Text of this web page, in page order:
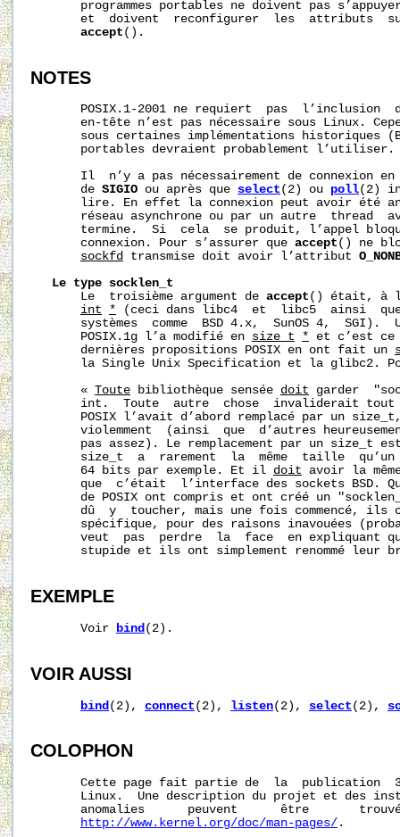
programmes portables ne doivent pas
et  doivent  reconfigurer  les  attributs
accept ().
NOTES
POSIX.1-2001 ne requiert  pas  l’inclusion
en‐tête n’est pas nécessaire sous Linux.
sous certaines implémentations historiques
       portables devraient probablement l’utiliser.
Il  n’y a pas nécessairement de connexion
       de
SIGIO ou après que select (2) ou poll(2)
lire. En effet la connexion peut avoir été
réseau asynchrone ou par un autre  thread
termine.  Si  cela  se produit, l’appel
       connexion. Pour s’assurer que
accept () ne
sockfd transmise doit avoir l’attribut
Le type socklen_t
       Le  troisième argument de
accept () était, à
int
* (ceci dans libc4  et  libc5  ainsi  que
systèmes  comme  BSD 4.x,  SunOS 4,  SGI).
       POSIX.1g l’a modifié en
size_t * et c’est ce
       dernières propositions POSIX en ont fait un
la Single Unix Specification et la glibc2.
       «
Toute bibliothèque sensée doit garder
int.  Toute  autre  chose  invaliderait
POSIX l’avait d’abord remplacé par un
violemment  (ainsi  que  d’autres
pas assez). Le remplacement par un size_t
size_t  a  rarement  la  même  taille
       64 bits par exemple. Et il
doit avoir la
que  c’était  l’interface des sockets BSD.
de POSIX ont compris et ont créé un
dû  y  toucher, mais une fois commencé, ils
spécifique, pour des raisons inavouées
veut  pas  perdre  la  face  en expliquant
stupide et ils ont simplement renommé leur
EXEMPLE
       Voir
bind (2).
VOIR AUSSI
bind (2), connect (2), listen(2), select (2),
COLOPHON
Cette page fait partie de  la  publication
Linux.  Une description du projet et des
anomalies      peuvent      être
http://www.kernel.org/doc/man-pages/ .